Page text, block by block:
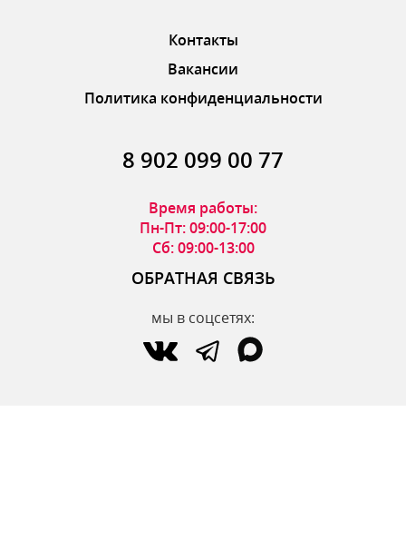
Контакты
Вакансии
Политика конфиденциальности
8 902 099 00 77
Время работы:
Пн-Пт: 09:00-17:00
Сб: 09:00-13:00
ОБРАТНАЯ СВЯЗЬ
мы в соцсетях: